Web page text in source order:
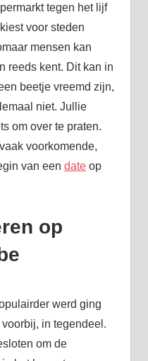
tegen het lijf
voor steden
mensen kan
reeds kent. Dit kan in
beetje vreemd zijn,
niet. Jullie
om over te praten.
voorkomende,
van een dateop
op
werd ging
in tegendeel.
om de